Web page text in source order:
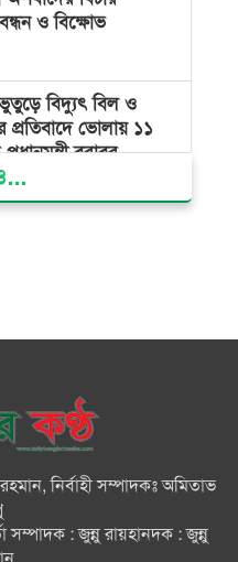
ও বিক্ষোভ
বিদ্যুৎ বিল ও
প্রতিবাদে ভোলায় ১১
বরাবর
ঝরল ৪১৬ প্রাণ,
সর্বাধিক মৃত্যু
বৃষ্টির পূর্বাভাস
নির্বাহী সম্পাদকঃ অমিতাভ
সম্পাদক : জুন্নু রায়হানদক : জুন্নু